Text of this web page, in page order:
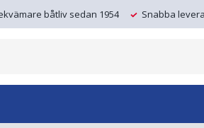
båtliv sedan 1954 Snabba